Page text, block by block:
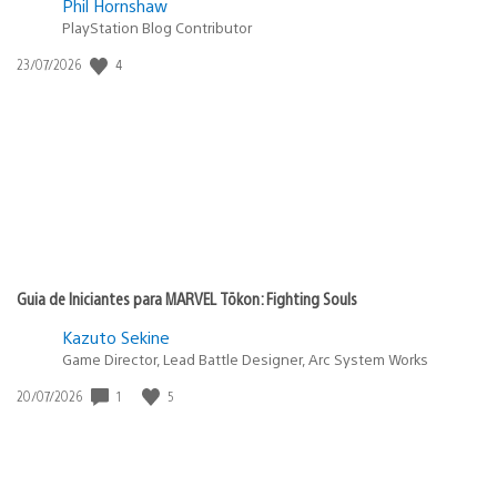
Phil Hornshaw
PlayStation Blog Contributor
Data
23/07/2026 4
Guia de Iniciantes para MARVEL Tōkon: Fighting Souls
Kazuto Sekine
Game Director, Lead Battle Designer, Arc System Works
Data
20/07/2026 1 5